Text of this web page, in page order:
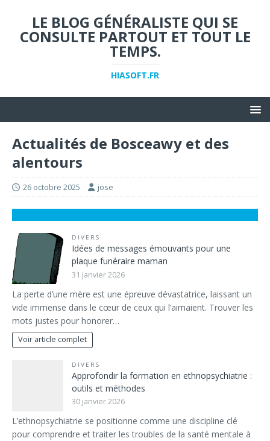
LE BLOG GÉNÉRALISTE QUI SE
CONSULTE PARTOUT ET TOUT LE
TEMPS.
HIASOFT.FR
Actualités de Bosceawy et des
alentours
26 octobre 2025 jose
DIVERS
Idées de messages émouvants pour une
plaque funéraire maman
31 janvier 2026
La perte d’une mère est une épreuve dévastatrice, laissant un
vide immense dans le cœur de ceux qui l’aimaient. Trouver les
mots justes pour honorer…
Voir article complet
DIVERS
Approfondir la formation en ethnopsychiatrie :
outils et méthodes
30 janvier 2026
L’ethnopsychiatrie se positionne comme une discipline clé
pour comprendre et traiter les troubles de la santé mentale à